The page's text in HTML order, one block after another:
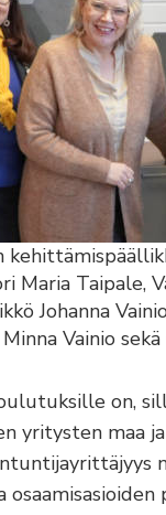
Maria Taipale,
Johanna
Vainio
on,
yritysten maa